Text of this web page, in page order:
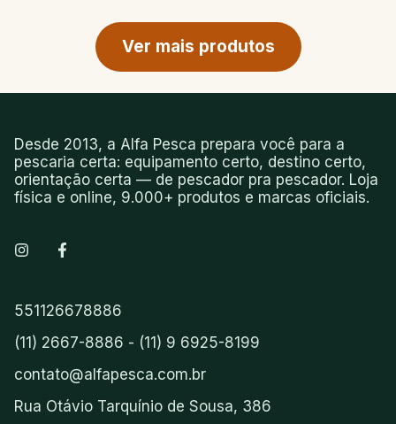
Ver mais produtos
Desde 2013, a Alfa Pesca prepara você para a
pescaria certa: equipamento certo, destino certo,
orientação certa — de pescador pra pescador. Loja
física e online, 9.000+ produtos e marcas oficiais.
551126678886
(11) 2667-8886 - (11) 9 6925-8199
contato@alfapesca.com.br
Rua Otávio Tarquínio de Sousa, 386